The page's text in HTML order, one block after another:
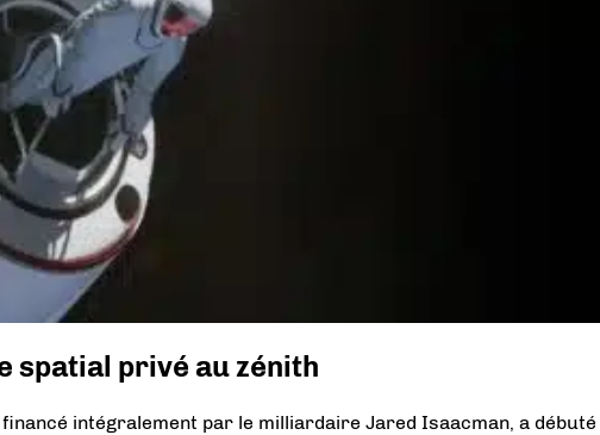
spatial privé au zénith
intégralement par le milliardaire Jared Isaacman, a débuté